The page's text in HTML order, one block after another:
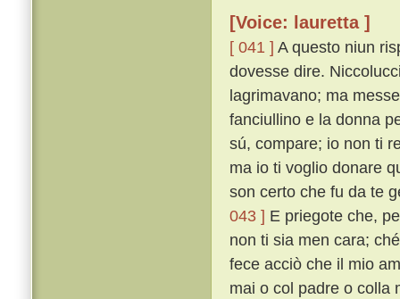
[Voice: lauretta ]
[ 041 ] A questo niun
dovesse dire.
lagrimavano; ma
fanciullino e la donna
sú, compare; io non ti
ma io ti voglio donare
son certo che fu da te
043 ] E priegote che,
non ti sia men cara;
fece acciò che il mio
mai o col padre o colla